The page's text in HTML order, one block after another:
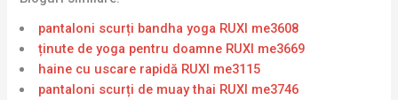
pantaloni scurți bandha yoga RUXI me3608
ținute de yoga pentru doamne RUXI me3669
haine cu uscare rapidă RUXI me3115
pantaloni scurți de muay thai RUXI me3746